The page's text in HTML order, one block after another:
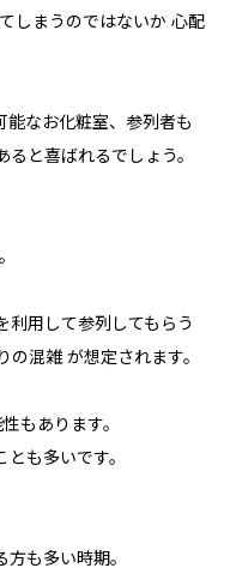
しまうのではないか 心配
能なお化粧室、参列者も
と喜ばれるでしょう。
利用して参列してもらう
の混雑 が想定されます。
もあります。
も多いです。
も多い時期。